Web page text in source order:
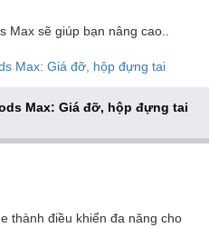
Max sẽ giúp bạn nâng cao..
Max: Giá đỡ, hộp đựng tai
giúp..
thành điều khiển đa năng cho